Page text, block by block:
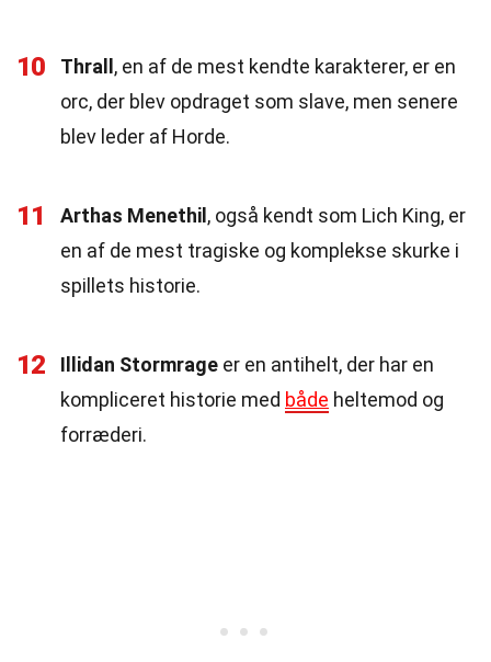
10 Thrall , en af de mest kendte karakterer, er en
orc, der blev opdraget som slave, men senere
blev leder af Horde.
11 Arthas Menethil , også kendt som Lich King, er
en af de mest tragiske og komplekse skurke i
spillets historie.
12 Illidan Stormrage er en antihelt, der har en
kompliceret historie med både heltemod og
forræderi.